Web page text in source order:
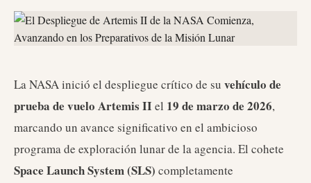
La NASA inició el despliegue crítico de su vehículo de
prueba de vuelo Artemis IIel 19 de marzo de 2026,
marcando un avance significativo en el ambicioso
programa de exploración lunar de la agencia. El cohete
Space Launch System (SLS) completamente